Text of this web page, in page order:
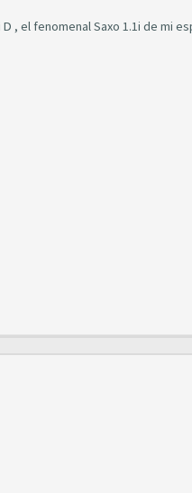
, el fenomenal Saxo 1.1i de mi